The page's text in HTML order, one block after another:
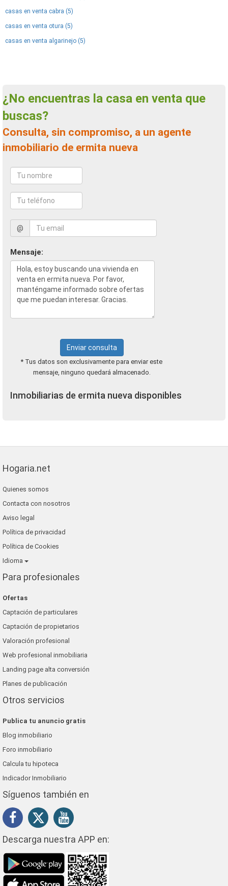
casas en venta cabra (5)
casas en venta otura (5)
casas en venta algarinejo (5)
¿No encuentras la casa en venta que
buscas?
Consulta, sin compromiso, a un agente
inmobiliario de ermita nueva
@
Mensaje:
Enviar consulta
* Tus datos son exclusivamente para enviar este
mensaje, ninguno quedará almacenado.
Inmobiliarias de ermita nueva disponibles
Hogaria.net
Quienes somos
Contacta con nosotros
Aviso legal
Política de privacidad
Política de Cookies
Idioma
Para profesionales
Ofertas
Captación de particulares
Captación de propietarios
Valoración profesional
Web profesional inmobiliaria
Landing page alta conversión
Planes de publicación
Otros servicios
Publica tu anuncio gratis
Blog inmobiliario
Foro inmobiliario
Calcula tu hipoteca
Indicador Inmobiliario
Síguenos también en
Descarga nuestra APP en: